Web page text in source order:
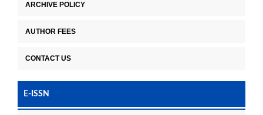
ARCHIVE POLICY
AUTHOR FEES
CONTACT US
E-ISSN